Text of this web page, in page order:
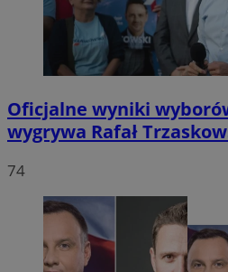
Oficjalne wyniki
wygrywa Rafał
74